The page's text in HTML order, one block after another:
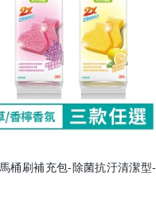
桶刷補充包-除菌抗汙清潔型-